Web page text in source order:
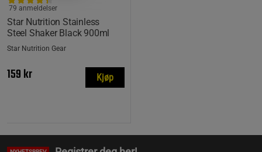
Star Nutrition Stainless
Steel Shaker Black 900ml
79 anmeldelser
Star Nutrition Gear
159 kr Kjøp